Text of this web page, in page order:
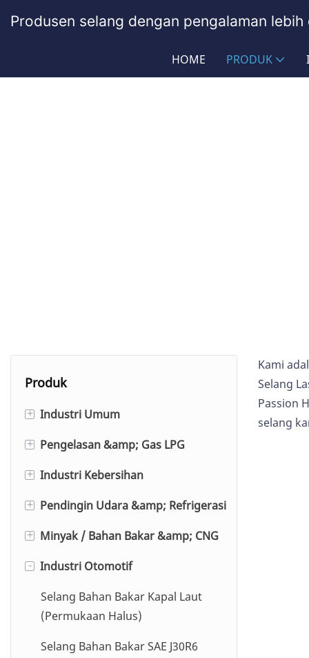
Produsen selang dengan pengalaman
HOME PRODUK
Produk
+
Industri Umum
Selang Udara Karet
Selang Udara Berdiameter Besar
Selang Pendingin EPDM
Selang Udara Pernapasan
+
Pengelasan &amp; Gas LPG
Selang Oksigen/Asetilen
Pengelasan Selang Ganda
Pengelasan Rakitan Selang
Selang Gas Karet
Rakitan Selang Gas Karet
+
Industri Kebersihan
Selang Es Kering
Selang Pencuci Makanan
Selang Mesin Cuci Tekanan Satu
Selang Mesin Cuci Tekanan Dua
+
Pendingin Udara &amp; Refrigerasi
Selang Pengisian Refrigeran
Selang AC
Selang Truk Pendingin
+
Minyak / Bahan Bakar &amp; CNG
Selang Bahan Bakar Karet
Selang Dispenser Bahan Bakar
-
Industri Otomotif
Selang Bahan Bakar Kapal Laut
(Permukaan Halus)
Selang Bahan Bakar SAE J30R6
Kami
Selang
Passion
selang